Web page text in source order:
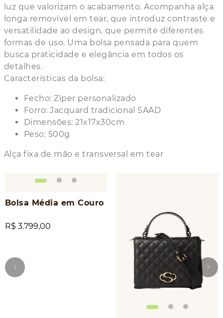
luz que valorizam o acabamento. Acompanha alça
longa removível em tear, que introduz contraste e
versatilidade ao design, que permite diferentes
formas de uso. Uma bolsa pensada para quem
busca praticidade e elegância em todos os
detalhes.
Características da bolsa:
Fecho: Zíper personalizado
Forro: Jacquard tradicional SAAD
Dimensões: 21x17x30cm
Peso: 500g
Alça fixa de mão e transversal em tear
Bolsa Média em Couro
R$ 3.799,00